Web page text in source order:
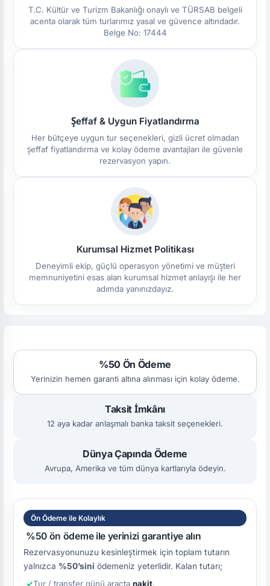
T.C. Kültür ve Turizm Bakanlığı onaylı ve TÜRSAB belgeli
acenta olarak tüm turlarımız yasal ve güvence altındadır.
Belge No: 17444
Şeffaf & Uygun Fiyatlandırma
Her bütçeye uygun tur seçenekleri, gizli ücret olmadan
şeffaf fiyatlandırma ve kolay ödeme avantajları ile güvenle
rezervasyon yapın.
Kurumsal Hizmet Politikası
Deneyimli ekip, güçlü operasyon yönetimi ve müşteri
memnuniyetini esas alan kurumsal hizmet anlayışı ile her
adımda yanınızdayız.
%50 Ön Ödeme
Yerinizin hemen garanti altına alınması için kolay ödeme.
Taksit İmkânı
12 aya kadar anlaşmalı banka taksit seçenekleri.
Dünya Çapında Ödeme
Avrupa, Amerika ve tüm dünya kartlarıyla ödeyin.
Ön Ödeme ile Kolaylık
%50 ön ödeme ile yerinizi garantiye alın
Rezervasyonunuzu kesinleştirmek için toplam tutarın
yalnızca %50’sini ödemeniz yeterlidir. Kalan tutarı;
Tur / transfer günü araçta nakit,